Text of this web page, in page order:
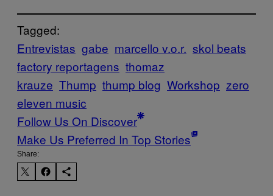
Tagged:
Entrevistas gabe marcello v.o.r. skol beats
factory reportagens thomaz
krauze Thump thump blog Workshop zero
eleven music
Follow Us On Discover
Make Us Preferred In Top Stories
Share: